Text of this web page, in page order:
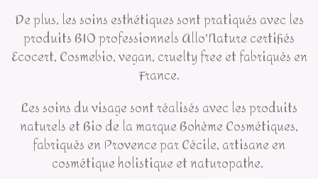
De plus, les soins esthétiques sont pratiqués avec les
produits BIO professionnels Allo'Nature certifiés
Ecocert, Cosmebio, vegan, cruelty free et fabriqués en
France.
Les soins du visage sont réalisés avec les produits
naturels et Bio de la marque Bohème Cosmétiques,
fabriqués en Provence par Cécile, artisane en
cosmétique holistique et naturopathe.